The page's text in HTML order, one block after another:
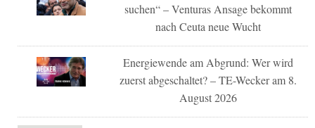
suchen“ – Venturas Ansage bekommt
nach Ceuta neue Wucht
Energiewende am Abgrund: Wer wird
zuerst abgeschaltet? – TE-Wecker am 8.
August 2026